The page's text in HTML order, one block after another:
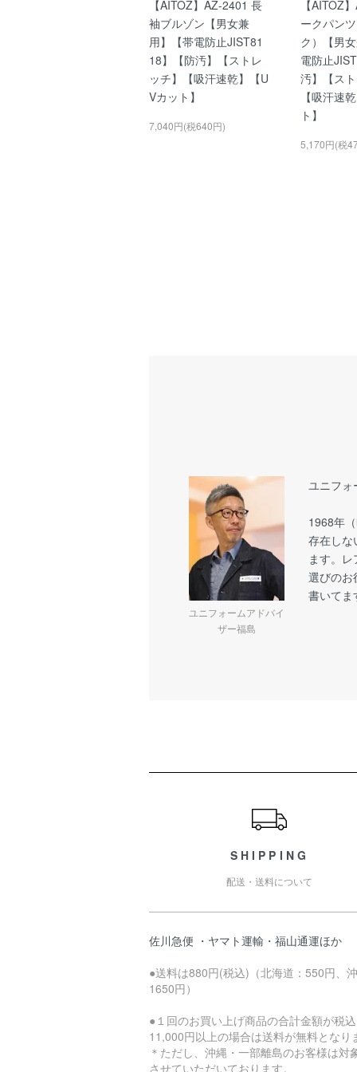
【AITOZ】AZ-2401 長
袖ブルゾン【男女兼
用】【帯電防止JIST81
18】【防汚】【ストレ
ッチ】【吸汗速乾】【U
Vカット】
7,040円(税640円)
【AITOZ
ークパン
ク）【男
電防止
汚】【ス
【吸汗速
ト】
5,170円(税
ユニフォームアドバイ
ザー福島
ユニフォ
1968年
存在しな
ます。
選びのお
書いてま
SHIPPING
配送・送料について
佐川急便 ・ヤマト運輸・福山通運ほか
●送料は880円(税込)（北海道：550円、
1650円）
●１回のお買い上げ商品の合計金額が税込
11,000円以上の場合は送料が無料となり
＊ただし、沖縄・一部離島のお客様は対
させていただいております。